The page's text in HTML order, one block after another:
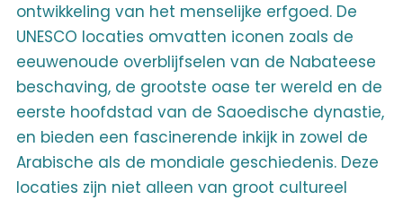
ontwikkeling van het menselijke erfgoed. De
UNESCO locaties omvatten iconen zoals de
eeuwenoude overblijfselen van de Nabateese
beschaving, de grootste oase ter wereld en de
eerste hoofdstad van de Saoedische dynastie,
en bieden een fascinerende inkijk in zowel de
Arabische als de mondiale geschiedenis. Deze
locaties zijn niet alleen van groot cultureel